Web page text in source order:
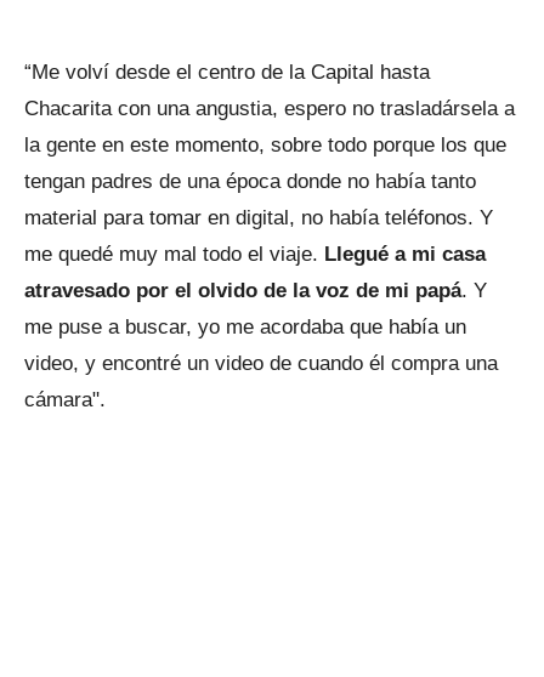
“Me volví desde el centro de la Capital hasta
Chacarita con una angustia, espero no trasladársela a
la gente en este momento, sobre todo porque los que
tengan padres de una época donde no había tanto
material para tomar en digital, no había teléfonos. Y
me quedé muy mal todo el viaje. Llegué a mi casa
atravesado por el olvido de la voz de mi papá. Y
me puse a buscar, yo me acordaba que había un
video, y encontré un video de cuando él compra una
cámara".